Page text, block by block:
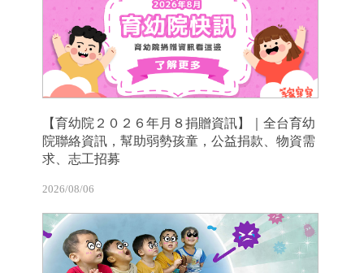
【育幼院２０２６年月８捐贈資訊】｜全台育幼
院聯絡資訊，幫助弱勢孩童，公益捐款、物資需
求、志工招募
2026/08/06